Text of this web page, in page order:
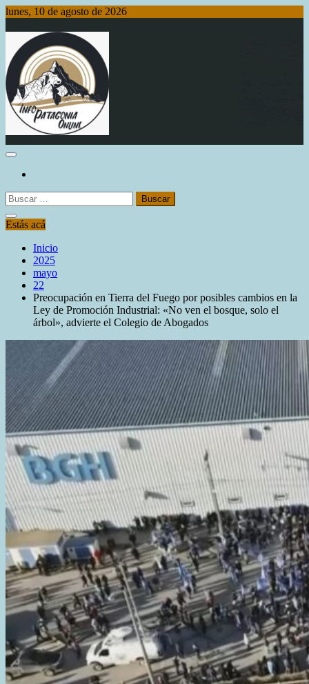
Saltar
contenido
lunes, 10 de agosto de 2026
Info Patagonia Online
Buscar:
Estás acá
Inicio
2025
mayo
22
Preocupación en Tierra del Fuego por posibles cambios en la
Ley de Promoción Industrial: «No ven el bosque, solo el
árbol», advierte el Colegio de Abogados